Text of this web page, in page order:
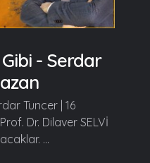
- Serdar
Tuncer | 16
Dr. Dilaver SELVİ
...